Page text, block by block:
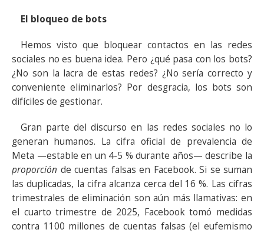
El bloqueo de bots
Hemos visto que bloquear contactos en las redes
sociales no es buena idea. Pero ¿qué pasa con los bots?
¿No son la lacra de estas redes? ¿No sería correcto y
conveniente eliminarlos? Por desgracia, los bots son
difíciles de gestionar.
Gran parte del discurso en las redes sociales no lo
generan humanos. La cifra oficial de prevalencia de
Meta —estable en un 4-5 % durante años— describe la
proporción de cuentas falsas en Facebook. Si se suman
las duplicadas, la cifra alcanza cerca del 16 %. Las cifras
trimestrales de eliminación son aún más llamativas: en
el cuarto trimestre de 2025, Facebook tomó medidas
contra 1100 millones de cuentas falsas (el eufemismo